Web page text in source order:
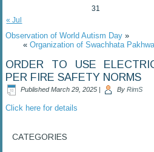
31
« Jul
Observation of World Autism Day »
« Organization of Swachhata
ORDER TO USE
PER FIRE SAFETY NORMS
Published March 29, 2025 | By RimS
Click here for details
CATEGORIES